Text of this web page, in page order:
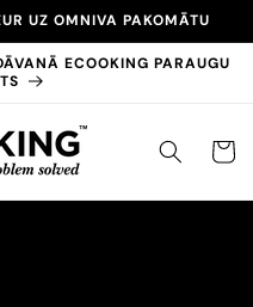
UZ OMNIVA PAKOMĀTU
ECOOKING PARAUGU
GROZS